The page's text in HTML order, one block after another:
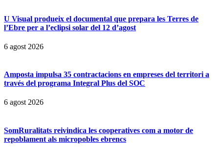
U Visual produeix el documental que prepara les Terres de
l’Ebre per a l’eclipsi solar del 12 d’agost
6 agost 2026
Amposta impulsa 35 contractacions en empreses del territori a
través del programa Integral Plus del SOC
6 agost 2026
SomRuralitats reivindica les cooperatives com a motor de
repoblament als micropobles ebrencs